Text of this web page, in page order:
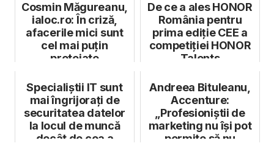
Cosmin Măgureanu,
ialoc.ro: În criză,
afacerile mici sunt
cel mai puțin
protejate
De ce a ales HONOR
România pentru
prima ediție CEE a
competiției HONOR
Talents
Specialiștii IT sunt
mai îngrijorați de
securitatea datelor
la locul de muncă
decât de cea a
Andreea Bituleanu,
Accenture:
„Profesioniștii de
marketing nu își pot
permite să nu